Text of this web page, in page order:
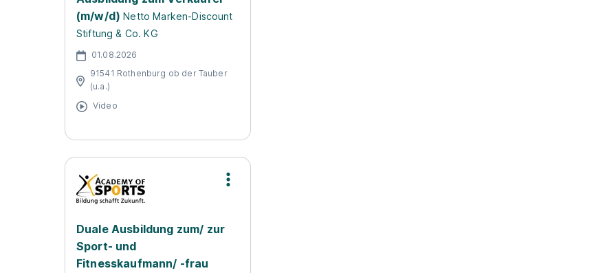
(m/w/d) Netto Marken-Discount
Stiftung & Co. KG
01.08.2026
91541 Rothenburg ob der Tauber
(u.a.)
Video
Duale Ausbildung zum/ zur
Sport- und
Fitnesskaufmann/ -frau